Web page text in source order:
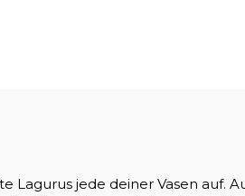
Lagurus jede deiner Vasen auf.